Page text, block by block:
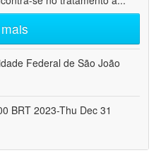
Federal de São João
BRT 2023-Thu Dec 31